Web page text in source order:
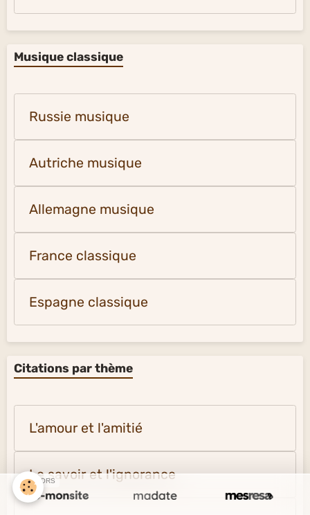
Musique classique
Russie musique
Autriche musique
Allemagne musique
France classique
Espagne classique
Citations par thème
L'amour et l'amitié
Le savoir et l'ignorance
SPONSORS